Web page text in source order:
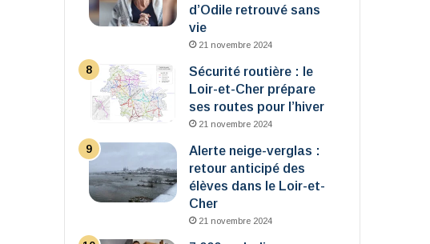
d’Odile retrouvé sans
vie
21 novembre 2024
Sécurité routière : le
Loir-et-Cher prépare
ses routes pour l’hiver
21 novembre 2024
Alerte neige-verglas :
retour anticipé des
élèves dans le Loir-et-
Cher
21 novembre 2024